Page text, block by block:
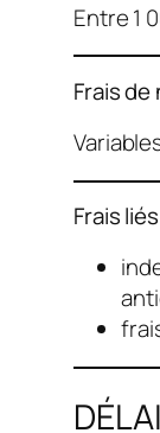
Entre 1
Frais
Frais